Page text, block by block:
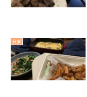
日常